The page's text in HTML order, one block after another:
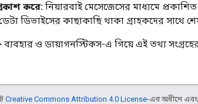
করে: নিয়ারবাই মেসেজেসের মাধ্যমে
ডিভাইসের কাছাকাছি থাকা গ্রাহকদের সাথে
ব্যবহার ও ডায়াগনস্টিকস-এ গিয়ে এই তথ্য
Creative Commons Attribution 4.0 License-এর অধীনে